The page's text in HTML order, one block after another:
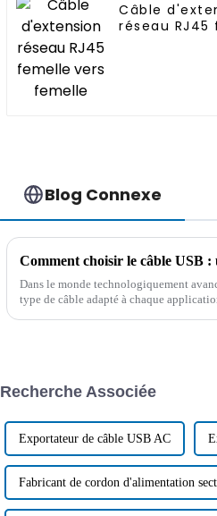
Câble
réseau
Blog Connexe
Comment choisir le câble USB :
Dans le monde technologiquement
type de câble adapté à chaque
Recherche Associée
Exportateur de câble USB AC
Fabricant de cordon d'alimentation